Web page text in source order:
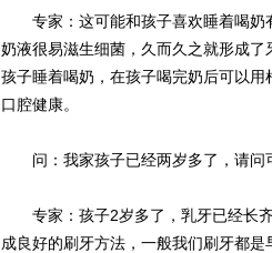
专家：这可能和孩子喜欢睡着喝奶
奶液很易滋生细菌，久而久之就形成
孩子睡着喝奶，在孩子喝完奶后可以
口腔健康。
问：我家孩子已经两岁多了，请问
专家：孩子2岁多了，乳牙已经长齐
成良好的刷牙方法，一般我们刷牙都